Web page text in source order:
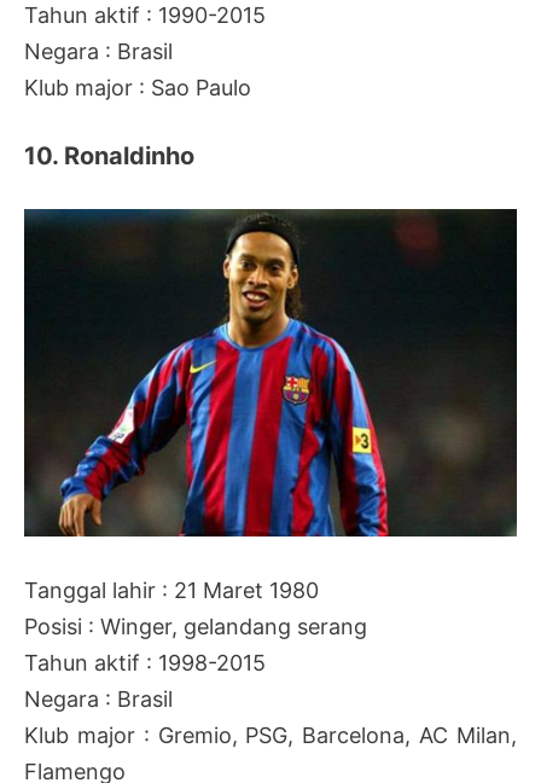
Tahun aktif : 1990-2015
Negara : Brasil
Klub major : Sao Paulo
10. Ronaldinho
Tanggal lahir : 21 Maret 1980
Posisi : Winger, gelandang serang
Tahun aktif : 1998-2015
Negara : Brasil
Klub major : Gremio, PSG, Barcelona, AC Milan,
Flamengo